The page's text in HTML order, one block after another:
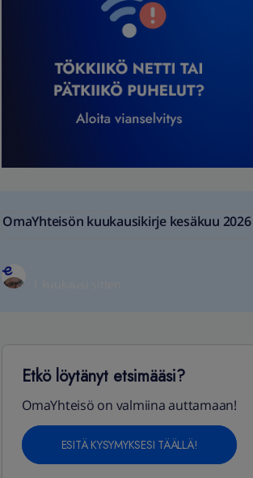
OmaYhteisön kuukausikirje kesäkuu 2026
Etkö löytänyt etsimääsi?
OmaYhteisö on valmiina auttamaan!
ESITÄ KYSYMYKSESI TÄÄLLÄ!